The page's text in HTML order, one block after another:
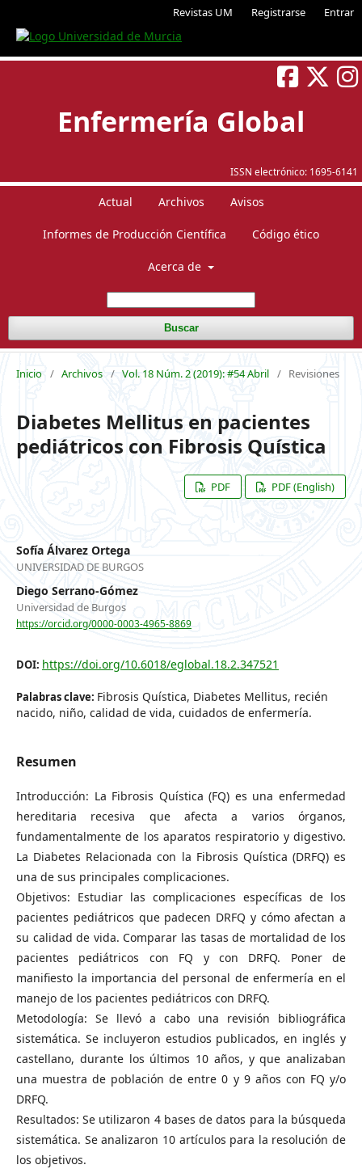
Revistas UM Registrarse Entrar
ISSN electrónico: 1695-6141
Enfermería Global
Actual Archivos Avisos
Informes de Producción Científica Código ético
Acerca de
Buscar
Inicio / Archivos / Vol. 18 Núm. 2 (2019): #54 Abril / Revisiones
Diabetes Mellitus en pacientes
pediátricos con Fibrosis Quística
PDF PDF (English)
Sofía Álvarez Ortega
UNIVERSIDAD DE BURGOS
Diego Serrano-Gómez
Universidad de Burgos
https://orcid.org/0000-0003-4965-8869
DOI: https://doi.org/10.6018/eglobal.18.2.347521
Palabras clave: Fibrosis Quística, Diabetes Mellitus, recién
nacido, niño, calidad de vida, cuidados de enfermería.
Resumen
Introducción: La Fibrosis Quística (FQ) es una enfermedad
hereditaria recesiva que afecta a varios órganos,
fundamentalmente de los aparatos respiratorio y digestivo.
La Diabetes Relacionada con la Fibrosis Quística (DRFQ) es
una de sus principales complicaciones.
Objetivos: Estudiar las complicaciones específicas de los
pacientes pediátricos que padecen DRFQ y cómo afectan a
su calidad de vida. Comparar las tasas de mortalidad de los
pacientes pediátricos con FQ y con DRFQ. Poner de
manifiesto la importancia del personal de enfermería en el
manejo de los pacientes pediátricos con DRFQ.
Metodología: Se llevó a cabo una revisión bibliográfica
sistemática. Se incluyeron estudios publicados, en inglés y
castellano, durante los últimos 10 años, y que analizaban
una muestra de población de entre 0 y 9 años con FQ y/o
DRFQ.
Resultados: Se utilizaron 4 bases de datos para la búsqueda
sistemática. Se analizaron 10 artículos para la resolución de
los objetivos.